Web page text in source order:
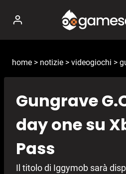
contenuto
home > notizie > videogiochi >
Gungrave
day one su
Pass
Il titolo di Iggymob sarà